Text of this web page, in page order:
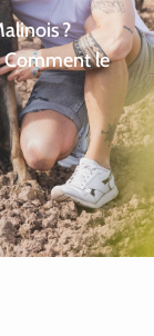
?
Comment le